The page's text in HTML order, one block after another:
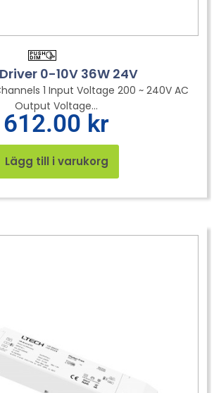
Driver 0-10V 36W 24V
1 Input Voltage 200 ~ 240V AC
Output Voltage...
612.00 kr
Lägg till i varukorg